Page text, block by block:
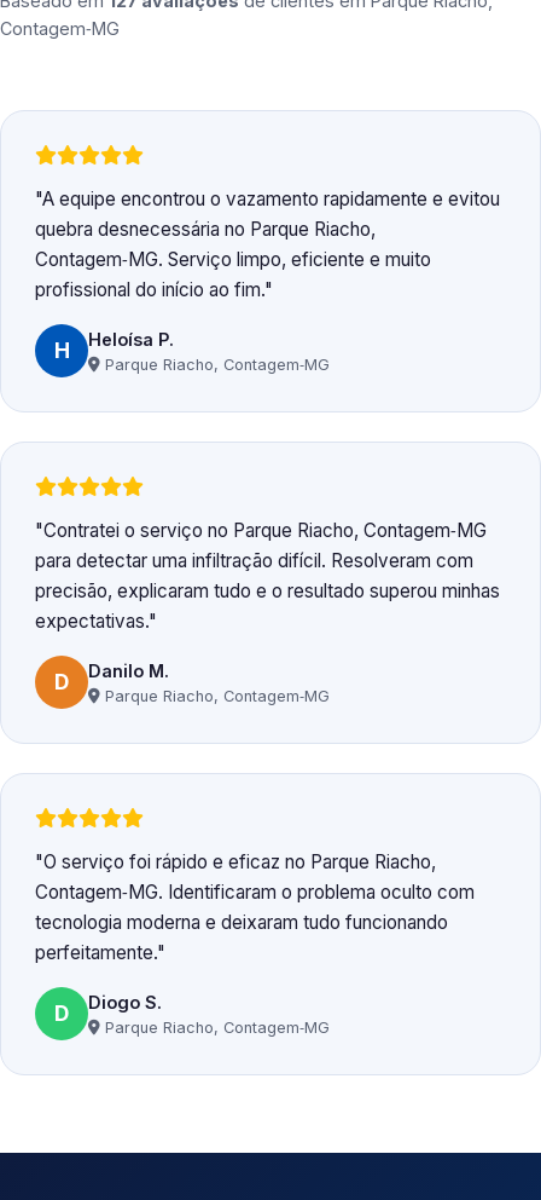
Contagem‑MG
A equipe encontrou o vazamento rapidamente e evitou
quebra desnecessária no Parque Riacho,
Contagem‑MG. Serviço limpo, eficiente e muito
profissional do início ao fim.
H Heloísa P.
Parque Riacho, Contagem‑MG
Contratei o serviço no Parque Riacho, Contagem‑MG
para detectar uma infiltração difícil. Resolveram com
precisão, explicaram tudo e o resultado superou minhas
expectativas.
D Danilo M.
Parque Riacho, Contagem‑MG
O serviço foi rápido e eficaz no Parque Riacho,
Contagem‑MG. Identificaram o problema oculto com
tecnologia moderna e deixaram tudo funcionando
perfeitamente.
D Diogo S.
Parque Riacho, Contagem‑MG